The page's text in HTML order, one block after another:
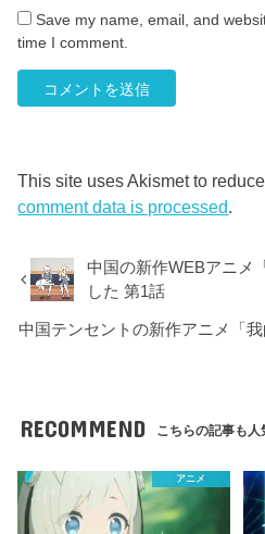
Save my name, email, and
time I comment.
This site uses Akismet to
comment data is processed.
中国の新作WEBアニメ
した 第1話
中国テンセントの新作アニメ「
RECOMMEND こちらの記事も人
アニメ